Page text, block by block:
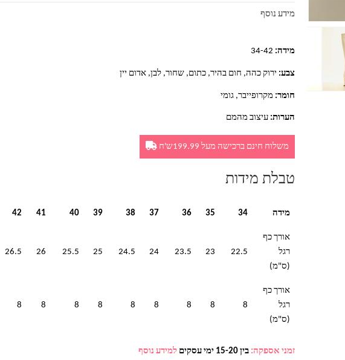
מידע נוסף
מידה: 34-42
צבע: ירוק כהה, חום בהיר, כתום, שחור, לבן, אדום יין
חומר: מקרופייבר, גומי
הערות: עיצוב מהמם
משלוח חינם ברכישה מעל 199.99ש'ח
טבלת מידות
מידה 34
35
36
37
38
39
40
41
42
אורך כף
רגל
(ס"מ)
22.5
23
23.5
24
24.5
25
25.5
26
26.5
אורך כף
רגל
(ס"מ)
8
8
8
8
8
8
8
8
8
זמני אספקה: בין 15-20 ימי עסקים
למידע נוסף